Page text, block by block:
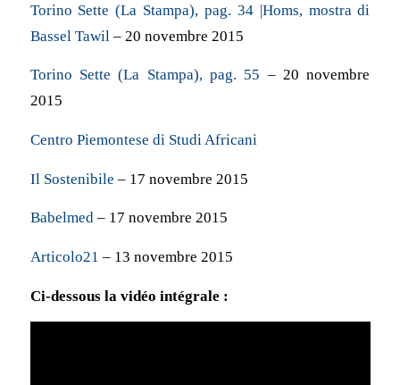
Torino Sette (La Stampa), pag. 34 |Homs, mostra di
Bassel Tawil – 20 novembre 2015
Torino Sette (La Stampa), pag. 55 – 20 novembre
2015
Centro Piemontese di Studi Africani
Il Sostenibile – 17 novembre 2015
Babelmed– 17 novembre 2015
Articolo21 – 13 novembre 2015
Ci-dessous la vidéo intégrale :